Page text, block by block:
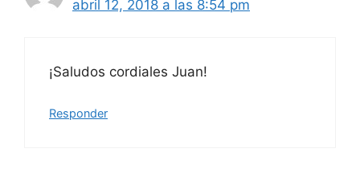
abril 12, 2018 a las 8:54 pm
¡Saludos cordiales Juan!
Responder